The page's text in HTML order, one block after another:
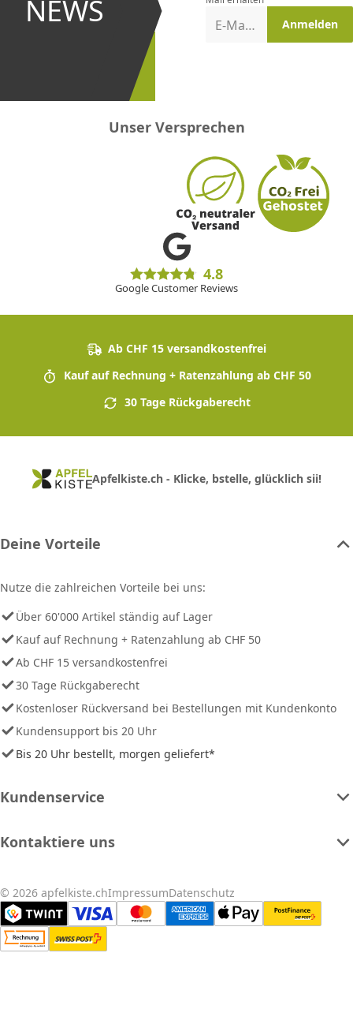
NEWS
Aktionen
E-Mail-Adresse Anmelden
Unser Versprechen
4.8
Google Customer Reviews
Ab CHF 15 versandkostenfrei
Kauf auf Rechnung + Ratenzahlung ab CHF 50
30 Tage Rückgaberecht
Apfelkiste.ch - Klicke, bstelle, glücklich sii!
Deine Vorteile
Nutze die zahlreichen Vorteile bei uns:
Über 60'000 Artikel ständig auf Lager
Kauf auf Rechnung + Ratenzahlung ab CHF 50
Ab CHF 15 versandkostenfrei
30 Tage Rückgaberecht
Kostenloser Rückversand bei Bestellungen mit Kundenkonto
Kundensupport bis 20 Uhr
Bis 20 Uhr bestellt, morgen geliefert*
Kundenservice
Kontaktiere uns
© 2026 apfelkiste.chImpressumDatenschutz